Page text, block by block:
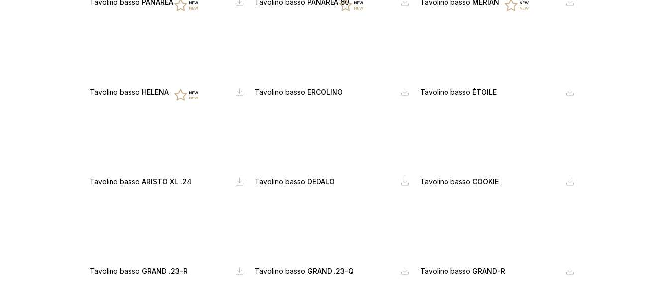
Tavolino basso PANAREA Tavolino basso PANAREA 60 Tavolino basso MERIAN
Tavolino basso HELENA Tavolino basso ERCOLINO Tavolino basso ÉTOILE
Tavolino basso ARISTO XL .24 Tavolino basso DEDALO Tavolino basso COOKIE
Tavolino basso GRAND .23-R Tavolino basso GRAND .23-Q Tavolino basso GRAND-R